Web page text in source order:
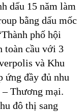
dấu 15 năm làm
bằng dấu mốc
phố hội
toàn cầu với 3
và Khu
ứng đầy đủ nhu
Thương mại.
đô thị sang